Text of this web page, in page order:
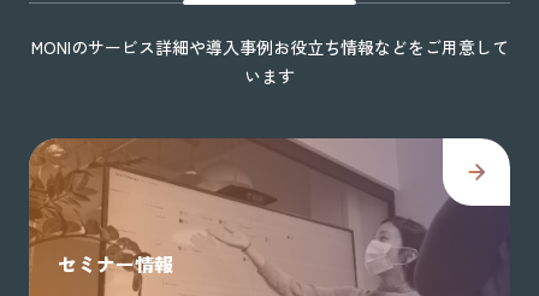
MONIのサービス詳細や導入事例お役立ち情報などをご用意して
います
セミナー情報